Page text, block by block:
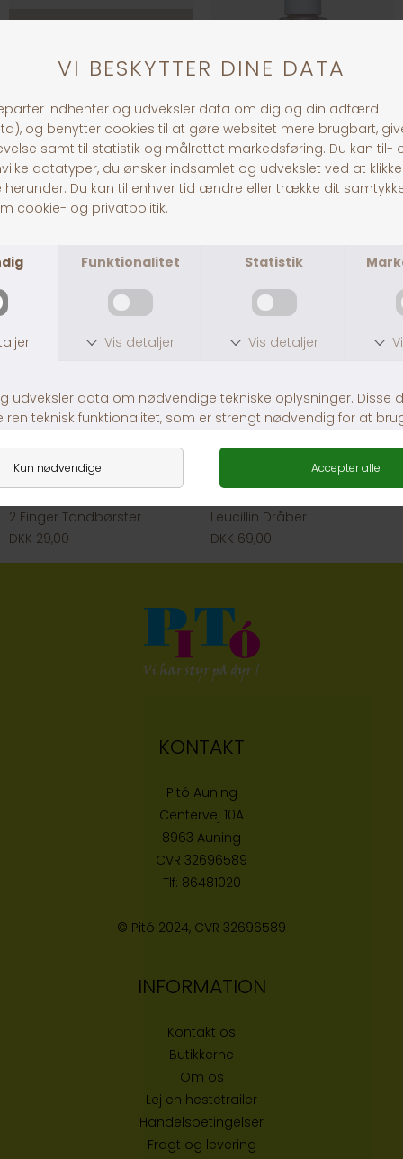
Grooming Glove
2 Finger Tandbørster
DKK 29,00
Leucillin Dråber
DKK 69,00
KONTAKT
Pitó Auning
Centervej 10A
8963 Auning
CVR 32696589
Tlf: 86481020
© Pitó 2024, CVR 32696589
INFORMATION
Kontakt os
Butikkerne
Om os
Lej en hestetrailer
Handelsbetingelser
Fragt og levering